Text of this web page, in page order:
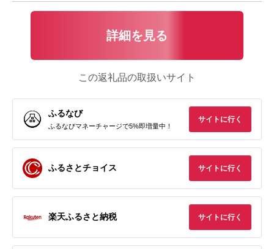
詳細を見る
この返礼品の取扱いサイト
ふるなび
ふるなびマネーチャージで5%即増量中！
サイトに行く
ふるさとチョイス サイトに行く
楽天ふるさと納税 サイトに行く